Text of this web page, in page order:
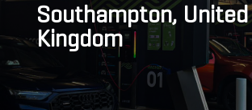
Southampton, United
Kingdom